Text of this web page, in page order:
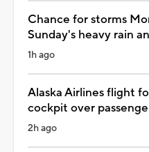
Chance for storms
Sunday's heavy rain
1h ago
Alaska Airlines flight
cockpit over
2h ago